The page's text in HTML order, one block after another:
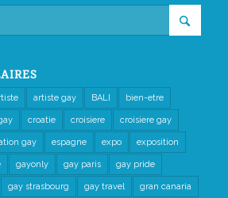
artiste gay BALI bien-etre
croatie croisiere croisiere gay
gay espagne expo exposition
gayonly gay paris gay pride
gay strasbourg gay travel gran canaria